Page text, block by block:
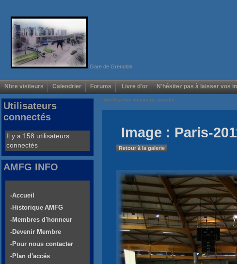
Gare de Grenoble
Nbre visiteurs Calendrier Forums Livre d'or N'hésitez pas à laisser vos
Voir/Cacher menus de gauche
Image : Paris-
Retour à la galerie
Utilisateurs
connectés
Il y a 158 utilisateurs
connectés
AMFG INFO
-Accueil
-Historique AMFG
-Membres d'honneur
-Devenir Membre
-Pour nous contacter
-Plan d'accés